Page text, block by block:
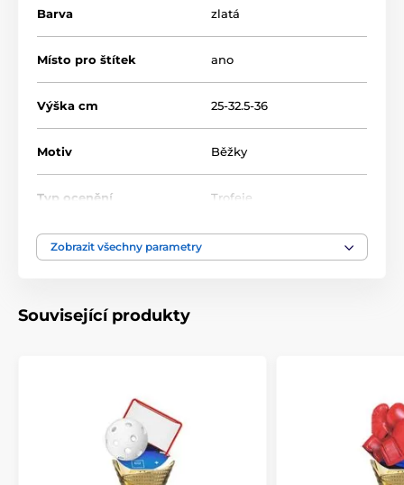
Barva zlatá
Místo pro štítek ano
Výška cm 25-32.5-36
Motiv Běžky
Typ ocenění Trofeje
Materiál
Zobrazit všechny parametry
Související produkty